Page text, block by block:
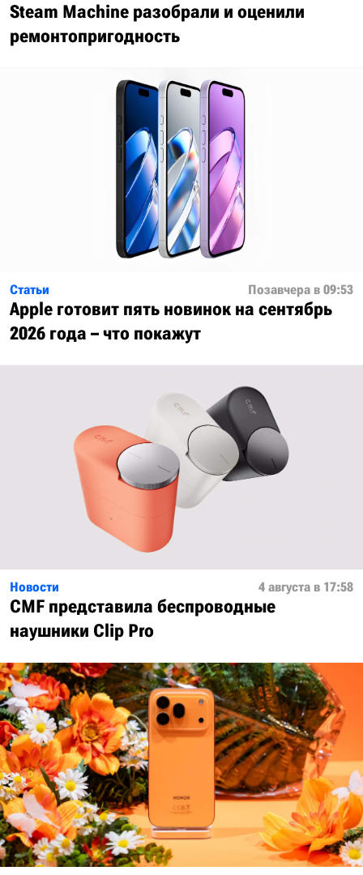
Steam Machine разобрали и оценили
ремонтопригодность
Статьи Позавчера в 09:53
Apple готовит пять новинок на сентябрь
2026 года – что покажут
Новости 4 августа в 17:58
CMF представила беспроводные
наушники Clip Pro